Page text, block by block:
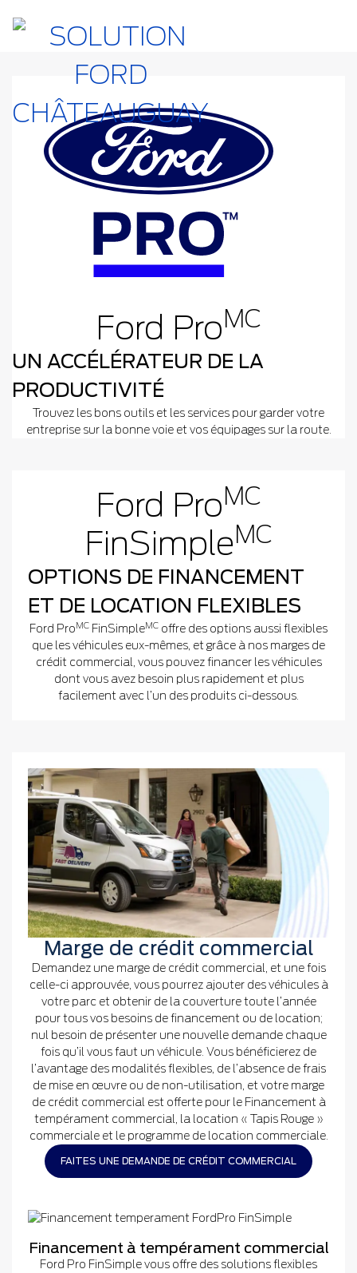
Ford ProMC
UN ACCÉLÉRATEUR DE LA
PRODUCTIVITÉ
Trouvez les bons outils et les services pour garder votre
entreprise sur la bonne voie et vos équipages sur la route.
Ford ProMC
FinSimpleMC
OPTIONS DE FINANCEMENT
ET DE LOCATION FLEXIBLES
Ford ProMC FinSimpleMC offre des options aussi flexibles
que les véhicules eux-mêmes, et grâce à nos marges de
crédit commercial, vous pouvez financer les véhicules
dont vous avez besoin plus rapidement et plus
facilement avec l’un des produits ci-dessous.
Marge de crédit commercial
Demandez une marge de crédit commercial, et une fois
celle-ci approuvée, vous pourrez ajouter des véhicules à
votre parc et obtenir de la couverture toute l’année
pour tous vos besoins de financement ou de location;
nul besoin de présenter une nouvelle demande chaque
fois qu’il vous faut un véhicule. Vous bénéficierez de
l’avantage des modalités flexibles, de l’absence de frais
de mise en œuvre ou de non-utilisation, et votre marge
de crédit commercial est offerte pour le Financement à
tempérament commercial, la location « Tapis Rouge »
commerciale et le programme de location commerciale.
FAITES UNE DEMANDE DE CRÉDIT COMMERCIAL
Financement à tempérament commercial
Ford Pro FinSimple vous offre des solutions flexibles